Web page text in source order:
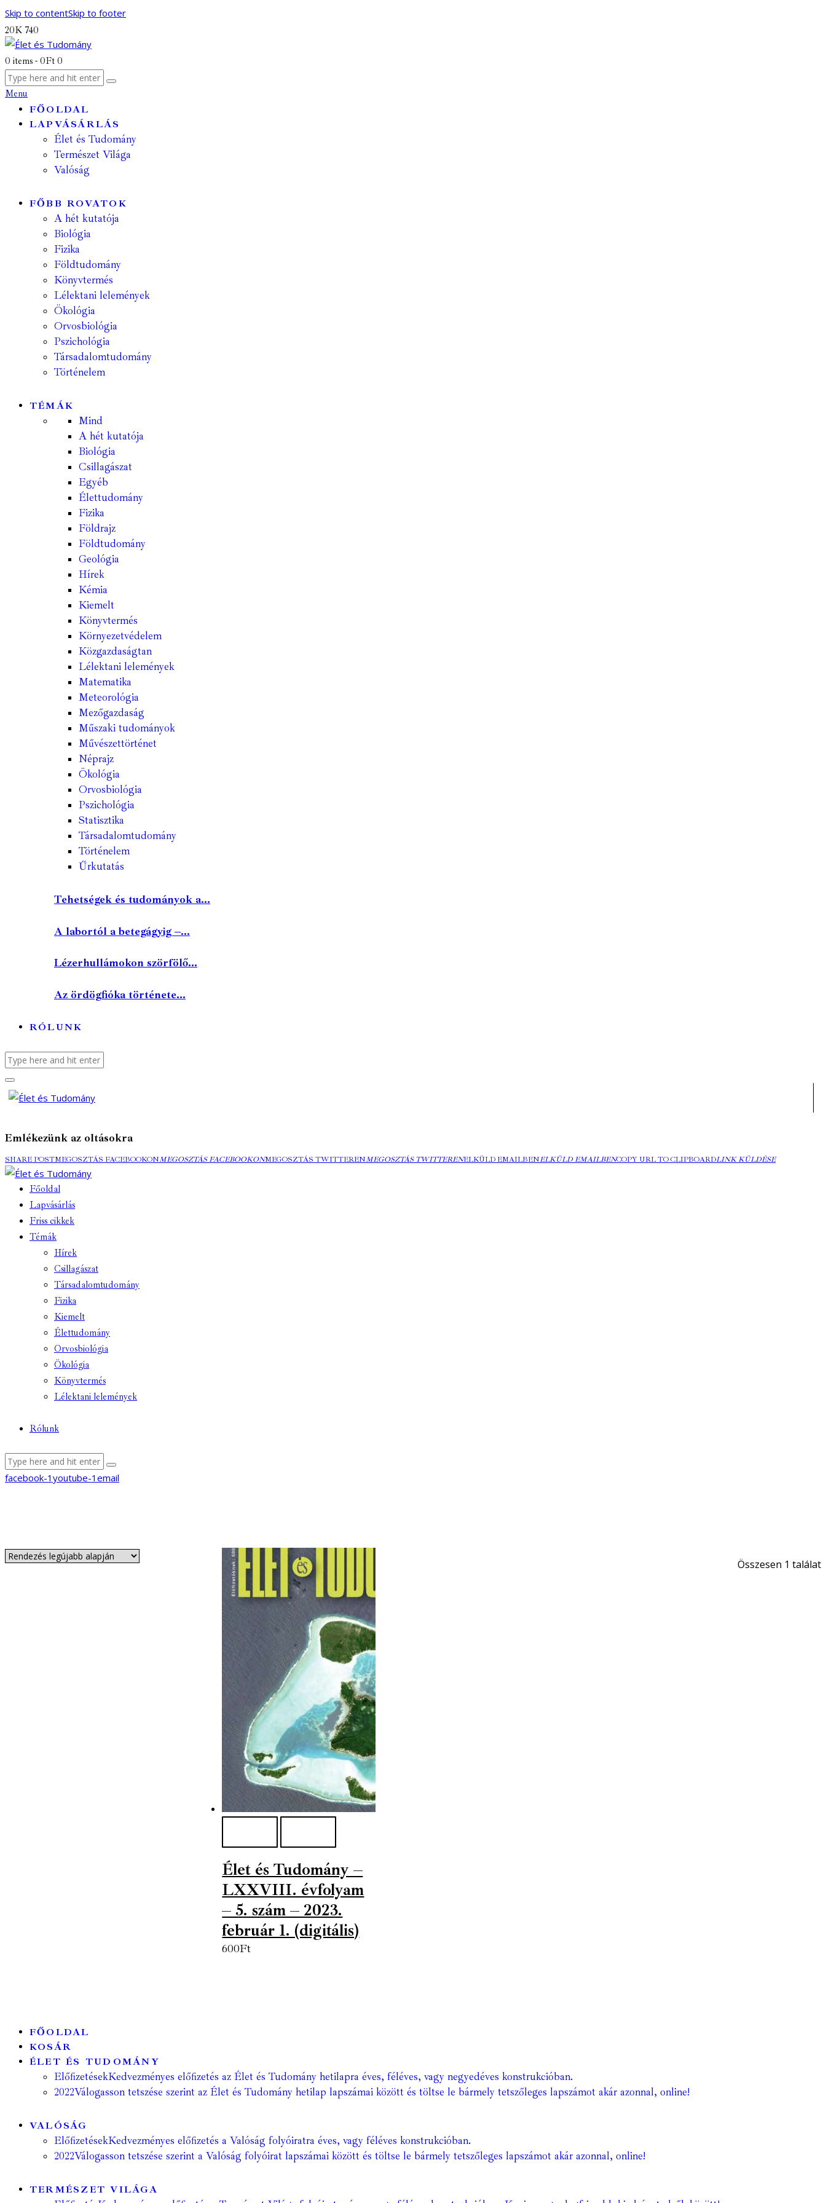
Skip to contentSkip to footer
20K 740
0 items - 0Ft 0
Menu
FŐOLDAL
LAPVÁSÁRLÁS
Élet és Tudomány
Természet Világa
Valóság
FŐBB ROVATOK
A hét kutatója
Biológia
Fizika
Földtudomány
Könyvtermés
Lélektani lelemények
Ökológia
Orvosbiológia
Pszichológia
Társadalomtudomány
Történelem
TÉMÁK
Mind
A hét kutatója
Biológia
Csillagászat
Egyéb
Élettudomány
Fizika
Földrajz
Földtudomány
Geológia
Hírek
Kémia
Kiemelt
Könyvtermés
Környezetvédelem
Közgazdaságtan
Lélektani lelemények
Matematika
Meteorológia
Mezőgazdaság
Műszaki tudományok
Művészettörténet
Néprajz
Ökológia
Orvosbiológia
Pszichológia
Statisztika
Társadalomtudomány
Történelem
Űrkutatás
Tehetségek és tudományok a...
A labortól a betegágyig –...
Lézerhullámokon szörfölő...
Az ördögfióka története...
RÓLUNK
Emlékezünk az oltásokra
SHARE POSTMEGOSZTÁS FACEBOOKONMEGOSZTÁS FACEBOOKONMEGOSZTÁS TWITTERENMEGOSZTÁS TWITTERENELKÜLD EMAILBENELKÜLD EMAILBENCOPY URL TO CLIPBOARDLINK KÜLDÉSE
Főoldal
Lapvásárlás
Friss cikkek
Témák
Hírek
Csillagászat
Társadalomtudomány
Fizika
Kiemelt
Élettudomány
Orvosbiológia
Ökológia
Könyvtermés
Lélektani lelemények
Rólunk
facebook-1 youtube-1 email
Összesen 1 találat
Élet és Tudomány –
LXXVIII. évfolyam
– 5. szám – 2023.
február 1. (digitális)
600Ft
FŐOLDAL
KOSÁR
ÉLET ÉS TUDOMÁNY
ElőfizetésekKedvezményes előfizetés az Élet és Tudomány hetilapra éves, féléves, vagy negyedéves konstrukcióban.
2022Válogasson tetszése szerint az Élet és Tudomány hetilap lapszámai között és töltse le bármely tetszőleges lapszámot akár azonnal, online!
VALÓSÁG
ElőfizetésekKedvezményes előfizetés a Valóság folyóiratra éves, vagy féléves konstrukcióban.
2022Válogasson tetszése szerint a Valóság folyóirat lapszámai között és töltse le bármely tetszőleges lapszámot akár azonnal, online!
TERMÉSZET VILÁGA